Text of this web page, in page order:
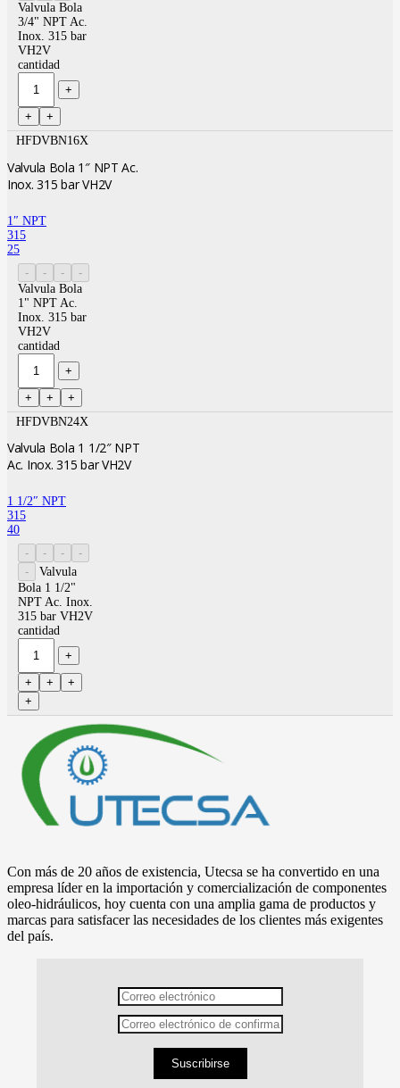
Valvula Bola
3/4" NPT Ac.
Inox. 315 bar
VH2V
cantidad
HFDVBN16X
Valvula Bola 1″ NPT Ac.
Inox. 315 bar VH2V
1″ NPT
315
25
Valvula Bola
1" NPT Ac.
Inox. 315 bar
VH2V
cantidad
HFDVBN24X
Valvula Bola 1 1/2″ NPT
Ac. Inox. 315 bar VH2V
1 1/2″ NPT
315
40
Valvula
Bola 1 1/2"
NPT Ac. Inox.
315 bar VH2V
cantidad
Con más de 20 años de existencia, Utecsa se ha convertido en una
empresa líder en la importación y comercialización de componentes
oleo-hidráulicos, hoy cuenta con una amplia gama de productos y
marcas para satisfacer las necesidades de los clientes más exigentes
del país.
Suscribirse